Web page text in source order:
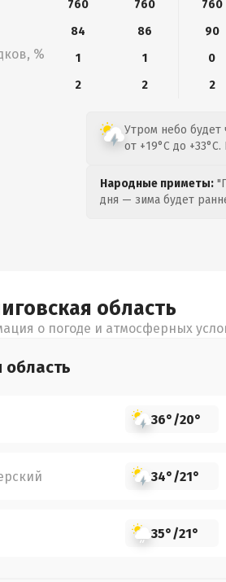
%
760 760 760
84
86 90
1
1 0
2
2 2
Утром небо будет
от +19°C до
Народные приметы:
дня — зима будет
область
о погоде и атмосферных
область
36°/20°
34°/21°
35°/21°